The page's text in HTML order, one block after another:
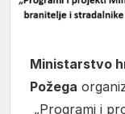
Ministarstvo
Požega
„Programi i